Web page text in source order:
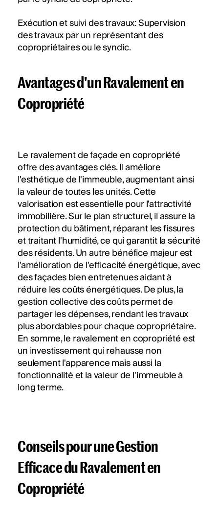
Exécution et suivi des travaux: Supervision
des travaux par un représentant des
copropriétaires ou le syndic.
Avantages d'un Ravalement en
Copropriété
Le ravalement de façade en copropriété
offre des avantages clés. Il améliore
l'esthétique de l'immeuble, augmentant ainsi
la valeur de toutes les unités. Cette
valorisation est essentielle pour l'attractivité
immobilière. Sur le plan structurel, il assure la
protection du bâtiment, réparant les fissures
et traitant l'humidité, ce qui garantit la sécurité
des résidents. Un autre bénéfice majeur est
l'amélioration de l'efficacité énergétique, avec
des façades bien entretenues aidant à
réduire les coûts énergétiques. De plus, la
gestion collective des coûts permet de
partager les dépenses, rendant les travaux
plus abordables pour chaque copropriétaire.
En somme, le ravalement en copropriété est
un investissement qui rehausse non
seulement l'apparence mais aussi la
fonctionnalité et la valeur de l'immeuble à
long terme.
Conseils pour une Gestion
Efficace du Ravalement en
Copropriété